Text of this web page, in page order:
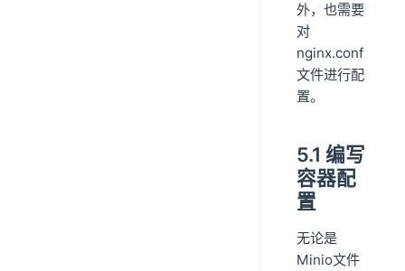
外，也需要
对
nginx.conf
文件进行配
置。
5.1 编写
容器配
置
无论是
Minio文件